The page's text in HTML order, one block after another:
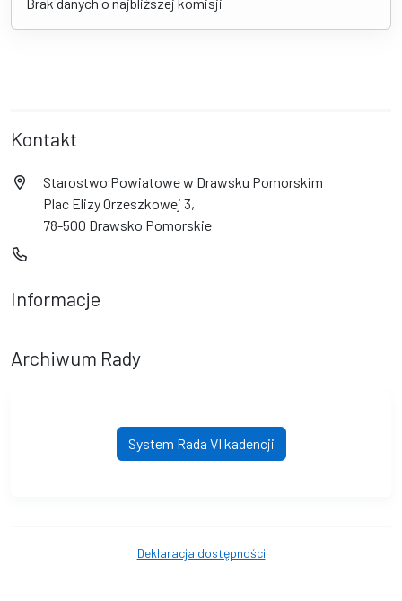
Kontakt
Starostwo Powiatowe w Drawsku Pomorskim
Plac Elizy Orzeszkowej 3,
78-500 Drawsko Pomorskie
Informacje
Archiwum Rady
System Rada VI kadencji
Deklaracja dostępności